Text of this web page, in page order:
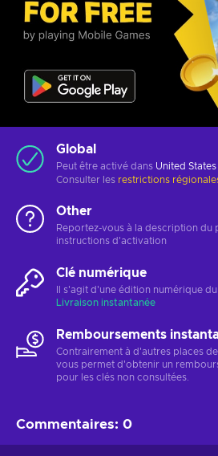
Global
Peut être activé dans United
Consulter les restrictions
Other
Reportez-vous à la description
instructions d'activation
Clé numérique
Il s'agit d'une édition numérique
Livraison instantanée
Remboursements
Contrairement à d'autres places
vous permet d'obtenir un
pour les clés non consultées.
Commentaires: 0